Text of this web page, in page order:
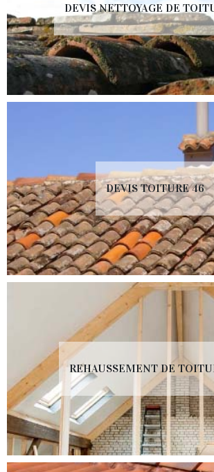
DEVIS NETTOYAGE DE
DEVIS TOITURE 46
REHAUSSEMENT DE